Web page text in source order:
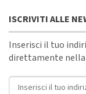
ISCRIVITI ALLE
Inserisci il tuo
direttamente
Indirizzo email